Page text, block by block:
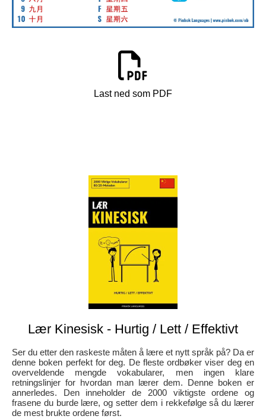
Last ned som PDF
Lær Kinesisk - Hurtig / Lett / Effektivt
Ser du etter den raskeste måten å lære et nytt språk på? Da er
denne boken perfekt for deg. De fleste ordbøker viser deg en
overveldende mengde vokabularer, men ingen klare
retningslinjer for hvordan man lærer dem. Denne boken er
annerledes. Den inneholder de 2000 viktigste ordene og
frasene du burde lære, og setter dem i rekkefølge så du lærer
de mest brukte ordene først.